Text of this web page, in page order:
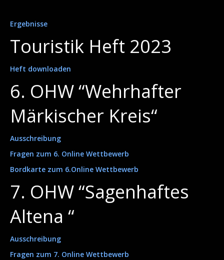
Ergebnisse
Touristik Heft 2023
Heft downloaden
6. OHW “Wehrhafter
Märkischer Kreis“
Ausschreibung
Fragen zum 6. Online Wettbewerb
Bordkarte zum 6.Online Wettbewerb
7. OHW “Sagenhaftes
Altena “
Ausschreibung
Fragen zum 7. Online Wettbewerb